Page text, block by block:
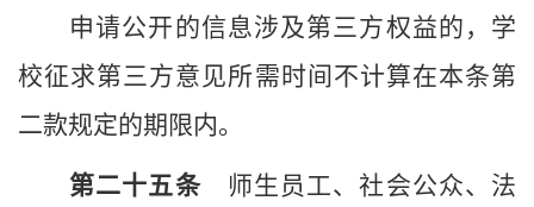
申请公开的信息涉及第三方权益的， 学
校征求第三方意见所需时间不计算在本条第
二款规定的期限内。
第二十五条师生员工、社会公众、法